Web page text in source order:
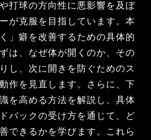
打球の方向性に悪影響を及ぼ
が克服を目指しています。本
」癖を改善するための具体的
は、なぜ体が開くのか、その
し、次に開きを防ぐためのス
作を見直します。さらに、下
を高める方法を解説し、具体
バックの受け方を通じて、ど
できるかを学びます。これら